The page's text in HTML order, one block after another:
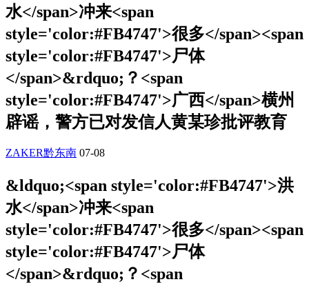
水</span>冲来<span
style='color:#FB4747'>很多</span><span
style='color:#FB4747'>尸体
</span>&rdquo;？<span
style='color:#FB4747'>广西</span>横州
辟谣，警方已对发信人黄某珍批评教育
ZAKER黔东南 07-08
&ldquo;<span style='color:#FB4747'>洪
水</span>冲来<span
style='color:#FB4747'>很多</span><span
style='color:#FB4747'>尸体
</span>&rdquo;？<span